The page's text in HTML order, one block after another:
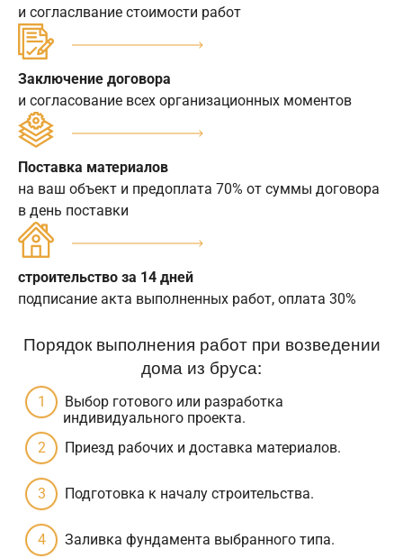
и согласлвание стоимости работ
Заключение договора
и согласование всех организационных моментов
Поставка материалов
на ваш объект и предоплата 70% от суммы договора
в день поставки
строительство за 14 дней
подписание акта выполненных работ, оплата 30%
Порядок выполнения работ при возведении
дома из бруса:
Выбор готового или разработка
индивидуального проекта.
Приезд рабочих и доставка материалов.
Подготовка к началу строительства.
Заливка фундамента выбранного типа.